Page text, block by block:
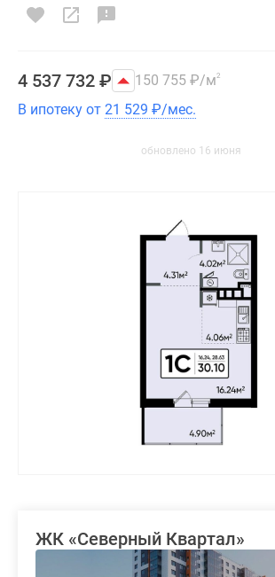
4 537 732 ₽ 150 755 ₽/м2
В ипотеку от 21 529 ₽/мес.
обновлено 16 июня
ЖК «Северный Квартал»